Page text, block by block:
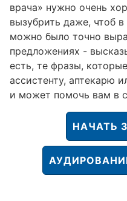
врача» нужно очень
вызубрить даже, чтоб
можно было точно
предложениях -
есть, те фразы,
ассистенту, аптекарю
и может помочь вам в
НАЧАТЬ